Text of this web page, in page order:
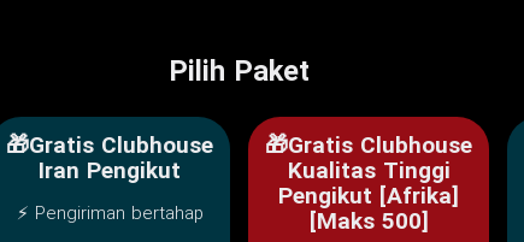
Pilih Paket
🎁Gratis Clubhouse
Iran Pengikut
⚡ Pengiriman bertahap
🎁Gratis Clubhouse
Kualitas Tinggi
Pengikut [Afrika]
[Maks 500]